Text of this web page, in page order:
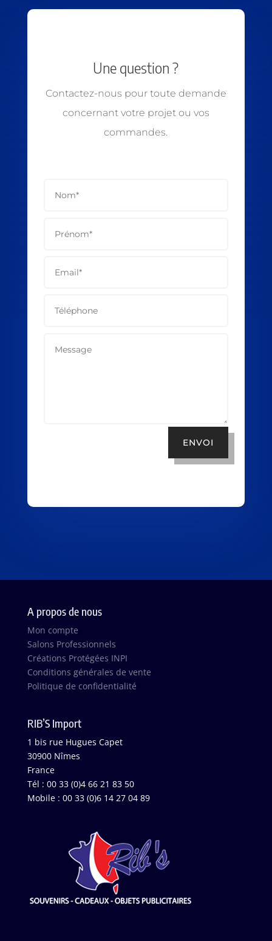
Une question ?
Contactez-nous pour toute demande
concernant votre projet ou vos
commandes.
ENVOI
A propos de nous
Mon compte
Salons Professionnels
Créations Protégées INPI
Conditions générales de vente
Politique de confidentialité
RIB’S Import
1 bis rue Hugues Capet
30900 Nîmes
France
Tél : 00 33 (0)4 66 21 83 50
Mobile : 00 33 (0)6 14 27 04 89